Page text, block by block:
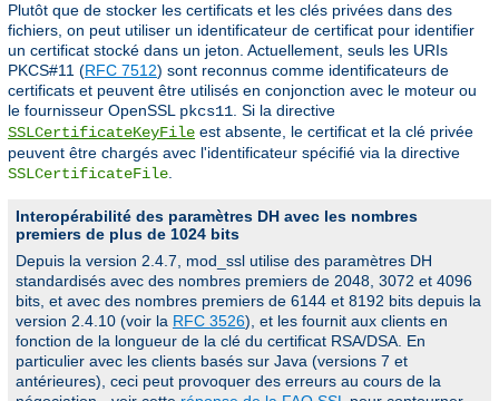
Plutôt que de stocker les certificats et les clés privées dans des
fichiers, on peut utiliser un identificateur de certificat pour identifier
un certificat stocké dans un jeton. Actuellement, seuls les URIs
PKCS#11 (RFC 7512) sont reconnus comme identificateurs de
certificats et peuvent être utilisés en conjonction avec le moteur ou
le fournisseur OpenSSL pkcs11 . Si la directive
SSLCertificateKeyFile est absente, le certificat et la clé privée
peuvent être chargés avec l'identificateur spécifié via la directive
SSLCertificateFile
Interopérabilité des paramètres DH avec les nombres
premiers de plus de 1024 bits
Depuis la version 2.4.7, mod_ssl utilise des paramètres DH
standardisés avec des nombres premiers de 2048, 3072 et 4096
bits, et avec des nombres premiers de 6144 et 8192 bits depuis la
version 2.4.10 (voir la RFC 3526), et les fournit aux clients en
fonction de la longueur de la clé du certificat RSA/DSA. En
particulier avec les clients basés sur Java (versions 7 et
antérieures), ceci peut provoquer des erreurs au cours de la